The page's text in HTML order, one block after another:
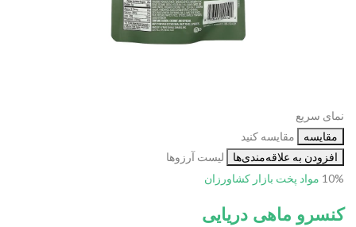
نمای سریع
مقایسه
مقایسه کنید
افزودن به علاقه‌مندی‌ها
لیست آرزوها
10% مواد پخت بازار کشاورزان
کنسرو ماهی دریایی